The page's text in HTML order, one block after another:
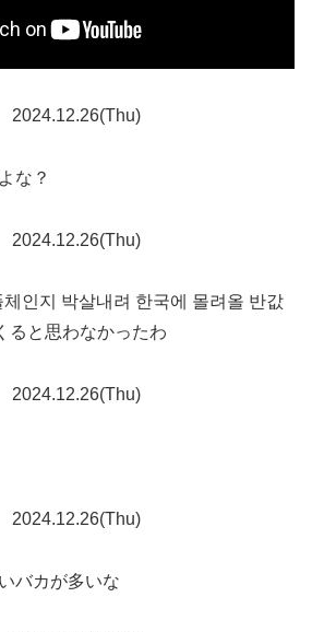
2024.12.26(Thu)
な？
2024.12.26(Thu)
인지 박살내려 한국에 몰려올 반값
ると思わなかったわ
2024.12.26(Thu)
2024.12.26(Thu)
バカが多いな